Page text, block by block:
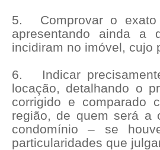
5.
Comprovar o
apresentando ainda a
incidiram no imóvel, cujo
6.
Indicar
locação, detalhando o
corrigido e comparado
região, de quem será a
condomínio – se
particularidades que